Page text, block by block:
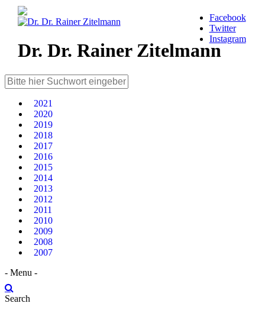
Dr. Dr. Rainer Zitelmann
Facebook
Twitter
Instagram
2021
2020
2019
2018
2017
2016
2015
2014
2013
2012
2011
2010
2009
2008
2007
- Menu -
Search